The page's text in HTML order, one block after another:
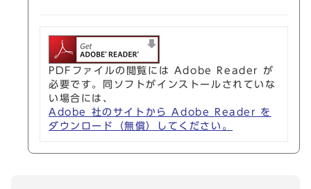
PDFファイルの閲覧には Adobe Reader が
必要です。同ソフトがインストールされていな
い場合には、
Adobe 社のサイトから Adobe Reader を
ダウンロード（無償）してください。